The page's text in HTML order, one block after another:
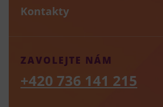
Kontakty
ZAVOLEJTE NÁM
+420 736 141 215